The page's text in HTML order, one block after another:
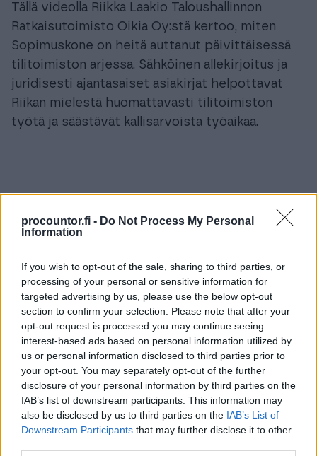
procountor.fi - Do Not Process My Personal
Information
If you wish to opt-out of the sale, sharing to third parties, or
processing of your personal or sensitive information for
targeted advertising by us, please use the below opt-out
section to confirm your selection. Please note that after your
opt-out request is processed you may continue seeing
interest-based ads based on personal information utilized by
us or personal information disclosed to third parties prior to
your opt-out. You may separately opt-out of the further
disclosure of your personal information by third parties on the
IAB’s list of downstream participants. This information may
also be disclosed by us to third parties on the IAB’s List of
Downstream Participants that may further disclose it to other
Tällä videolla Riikka Laakio Taloushallinnon
Ratkaisutoimisto Oikia Oy:stä kertoo, miten
Sopimuskone on heitä auttanut päivittäisessä
tilitoimiston arjessa. Sähköinen allekirjoitus ja
juridisesti ajantasaiset asiakirjat helpottavat
Riikan mielestä huomattavasti tilitoimiston
työtä ja säästävät kallisarvoista työaikaa.
Sopimuskone – helpoin
tapa tehdä sopimus
luotettavilla juridisilla
sisällöillä ilman huolta
Sopimuskone on yli 10 000 yrityksen
hyödyntämä ja se on tarkoitettu yrityshallinnon,
työsuhteiden ja asiakassuhteiden asiakirjojen
laatimiseen, allekirjoittamiseen ja arkistointiin.
Sopimuspohjat löytyvät suomeksi, ruotsiksi ja